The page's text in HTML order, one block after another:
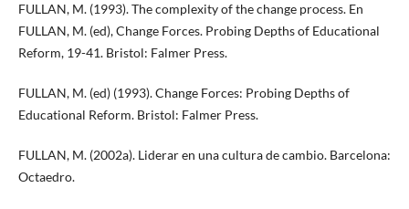
FULLAN, M. (1993). The complexity of the change process. En
FULLAN, M. (ed), Change Forces. Probing Depths of Educational
Reform, 19-41. Bristol: Falmer Press.
FULLAN, M. (ed) (1993). Change Forces: Probing Depths of
Educational Reform. Bristol: Falmer Press.
FULLAN, M. (2002a). Liderar en una cultura de cambio. Barcelona:
Octaedro.